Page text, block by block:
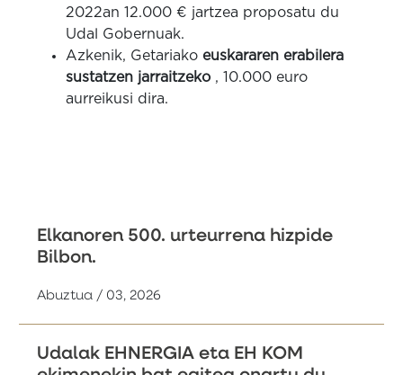
2022an 12.000 € jartzea proposatu du
Udal Gobernuak.
Azkenik, Getariako euskararen erabilera
sustatzen jarraitzeko, 10.000 euro
aurreikusi dira.
Elkanoren 500. urteurrena hizpide
Bilbon.
Abuztua / 03, 2026
Udalak EHNERGIA eta EH KOM